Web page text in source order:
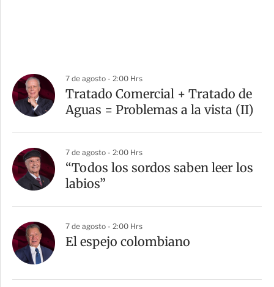
7 de agosto - 2:00 Hrs
Tratado Comercial + Tratado de
Aguas = Problemas a la vista (II)
7 de agosto - 2:00 Hrs
“Todos los sordos saben leer los
labios”
7 de agosto - 2:00 Hrs
El espejo colombiano